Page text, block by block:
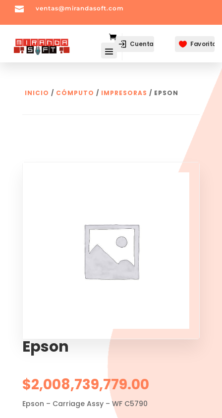
 ventas@mirandasoft.com
Cuenta  Favoritos
INICIO / CÓMPUTO / IMPRESORAS / EPSON
Epson
$2,008,739,779.00
Epson – Carriage Assy – WF C5790